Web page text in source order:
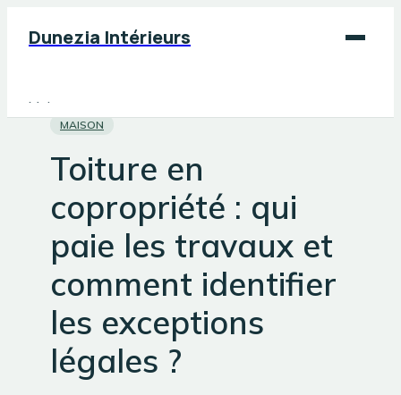
Dunezia Intérieurs
Maison
Jardinage
Bricolage
MAISON
Toiture en
copropriété : qui
paie les travaux et
comment identifier
les exceptions
légales ?